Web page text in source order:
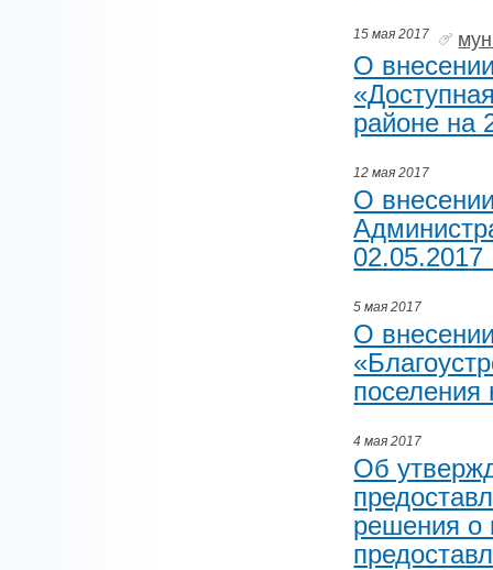
15 мая 2017
О
районе на
12 мая 2017
О
5 мая 2017
О
поселения
4 мая 2017
Об
решения о